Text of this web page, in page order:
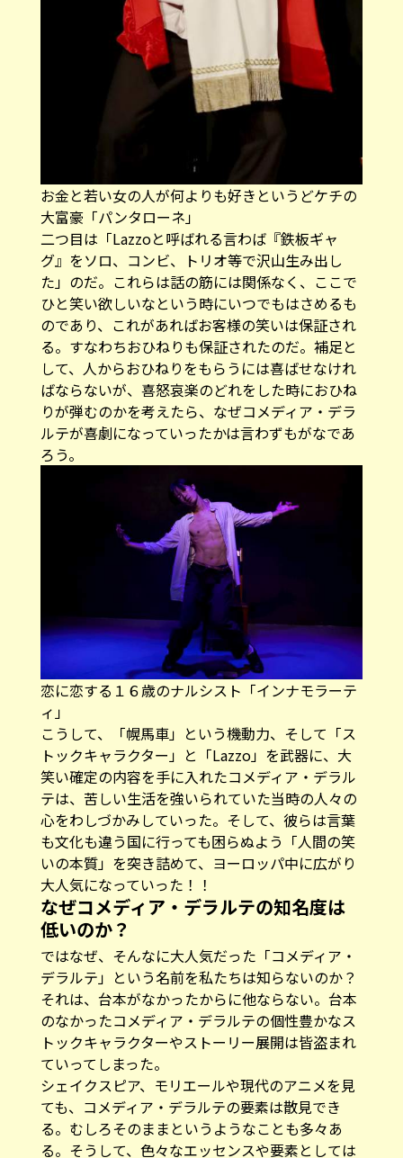
大富豪「パンタローネ」
二つ目は「Lazzoと呼ばれる言わば『鉄板ギャ
グ』をソロ、コンビ、トリオ等で沢山生み出し
た」のだ。これらは話の筋には関係なく、ここで
ひと笑い欲しいなという時にいつでもはさめるも
のであり、これがあればお客様の笑いは保証され
る。すなわちおひねりも保証されたのだ。補足と
して、人からおひねりをもらうには喜ばせなけれ
ばならないが、喜怒哀楽のどれをした時におひね
りが弾むのかを考えたら、なぜコメディア・デラ
ルテが喜劇になっていったかは言わずもがなであ
ろう。
恋に恋する１６歳のナルシスト「インナモラーテ
こうして、「幌馬車」という機動力、そして「ス
トックキャラクター」と「Lazzo」を武器に、大
笑い確定の内容を手に入れたコメディア・デラル
テは、苦しい生活を強いられていた当時の人々の
心をわしづかみしていった。そして、彼らは言葉
も文化も違う国に行っても困らぬよう「人間の笑
いの本質」を突き詰めて、ヨーロッパ中に広がり
大人気になっていった！！
なぜコメディア・デラルテの知名度は
低いのか？
ではなぜ、そんなに大人気だった「コメディア・
デラルテ」という名前を私たちは知らないのか？
それは、台本がなかったからに他ならない。台本
のなかったコメディア・デラルテの個性豊かなス
トックキャラクターやストーリー展開は皆盗まれ
ていってしまった。
シェイクスピア、モリエールや現代のアニメを見
ても、コメディア・デラルテの要素は散見でき
る。むしろそのままというようなことも多々あ
る。そうして、色々なエッセンスや要素としては
現代まで残ってはいるが、コメディア・デラルテ
自体は衰退してしまったのだ。